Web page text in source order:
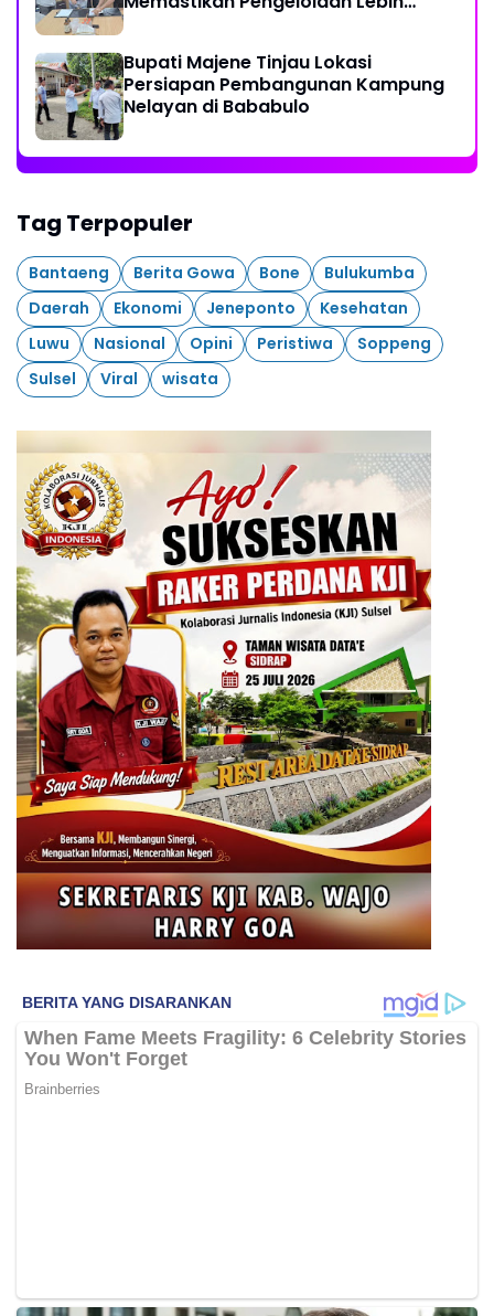
Bupati Majene Tinjau Lokasi
Persiapan Pembangunan Kampung
Nelayan di Bababulo
Tag Terpopuler
Bantaeng Berita Gowa Bone
Bulukumba
Daerah
Ekonomi Jeneponto
Kesehatan
Luwu
Nasional Opini Peristiwa
Soppeng
Sulsel
Viral wisata